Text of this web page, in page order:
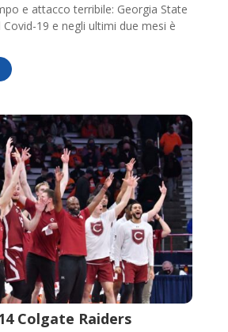
e attacco terribile: Georgia State
19 e negli ultimi due mesi è
Colgate Raiders